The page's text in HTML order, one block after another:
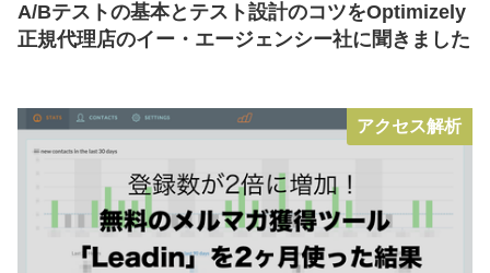
A/Bテストの基本とテスト設計のコツをOptimizely
正規代理店のイー・エージェンシー社に聞きました
アクセス解析